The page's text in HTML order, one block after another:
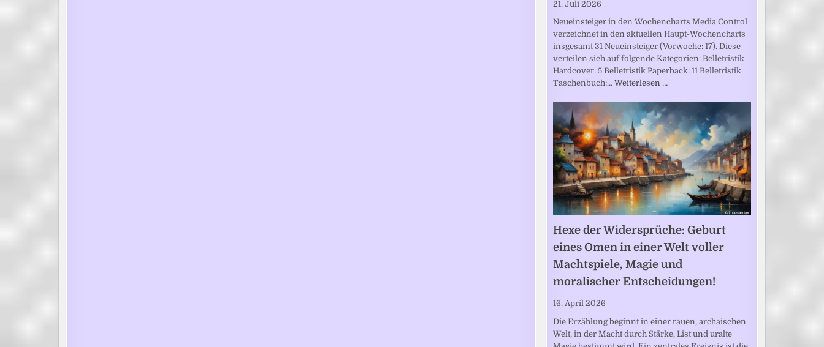
21. Juli 2026
Neueinsteiger in den Wochencharts Media Control
verzeichnet in den aktuellen Haupt-Wochencharts
insgesamt 31 Neueinsteiger (Vorwoche: 17). Diese
verteilen sich auf folgende Kategorien: Belletristik
Hardcover: 5 Belletristik Paperback: 11 Belletristik
Taschenbuch:… Weiterlesen …
Hexe der Widersprüche: Geburt
eines Omen in einer Welt voller
Machtspiele, Magie und
moralischer Entscheidungen!
16. April 2026
Die Erzählung beginnt in einer rauen, archaischen
Welt, in der Macht durch Stärke, List und uralte